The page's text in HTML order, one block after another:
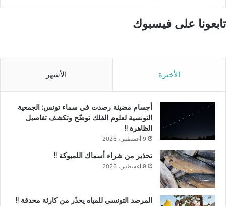
تابعونا على فيسبوك
الأخيرة الأشهر
أجسام مضيئة رصدت في سماء تونس: الجمعية
التونسية لعلوم الفلك توضّح وتكشف تفاصيل
الظاهرة !!
9 أغسطس، 2026
تحذير من شراء أسماك اللمبوكة !!
9 أغسطس، 2026
المرصد التونسي للمياه يحذّر من كارثة محدقة !!